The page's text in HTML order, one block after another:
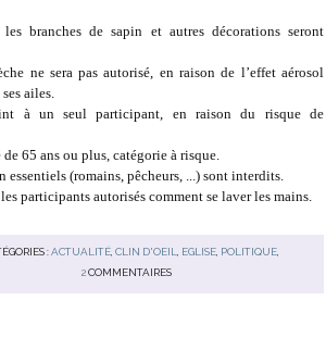
branches de sapin et autres décorations seront
ne sera pas autorisé, en raison de l’effet aérosol
ailes.
à un seul participant, en raison du risque de
65 ans ou plus, catégorie à risque.
essentiels (romains, pêcheurs, ...) sont interdits.
participants autorisés comment se laver les mains.
:ACTUALITÉ, CLIN D'OEIL, EGLISE, POLITIQUE,
2 COMMENTAIRES